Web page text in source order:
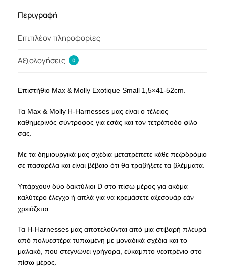
Περιγραφή
Επιπλέον πληροφορίες
Αξιολογήσεις 0
Επιστήθιο Max & Molly Exotique Small 1,5×41-52cm.
Τα Max & Molly H-Harnesses μας είναι ο τέλειος
καθημερινός σύντροφος για εσάς και τον τετράποδο φίλο
σας.
Με τα δημιουργικά μας σχέδια μετατρέπετε κάθε πεζοδρόμιο
σε πασαρέλα και είναι βέβαιο ότι θα τραβήξετε τα βλέμματα.
Υπάρχουν δύο δακτύλιοι D στο πίσω μέρος για ακόμα
καλύτερο έλεγχο ή απλά για να κρεμάσετε αξεσουάρ εάν
χρειάζεται.
Τα H-Harnesses μας αποτελούνται από μια στιβαρή πλευρά
από πολυεστέρα τυπωμένη με μοναδικά σχέδια και το
μαλακό, που στεγνώνει γρήγορα, εύκαμπτο νεοπρένιο στο
πίσω μέρος.